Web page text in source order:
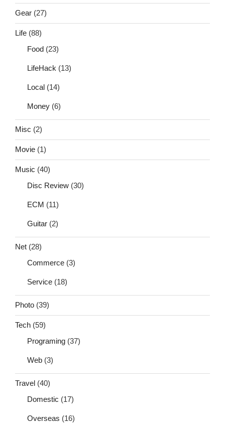
Gear (27)
Life (88)
Food (23)
LifeHack (13)
Local (14)
Money (6)
Misc (2)
Movie (1)
Music (40)
Disc Review (30)
ECM (11)
Guitar (2)
Net (28)
Commerce (3)
Service (18)
Photo (39)
Tech (59)
Programing (37)
Web (3)
Travel (40)
Domestic (17)
Overseas (16)